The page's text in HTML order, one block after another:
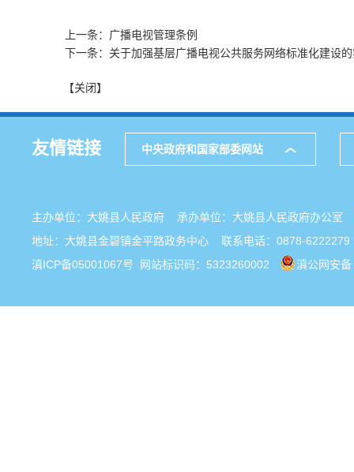
上一条：广播电视管理条例
下一条：关于加强基层广播电视公共服务网络标准化建设
【关闭】
友情链接 中央政府和国家部委网站
主办单位：大姚县人民政府 承办单位：大姚县人民政府办公
地址：大姚县金碧镇金平路政务中心 联系电话：0878-6222279
滇ICP备05001067号 网站标识码：5323260002 滇公网安